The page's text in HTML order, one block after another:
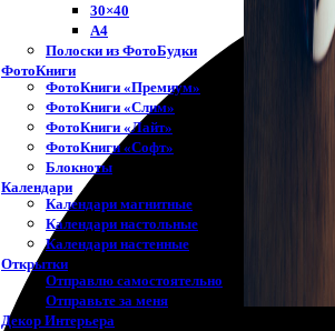
30×40
A4
Полоски из ФотоБудки
ФотоКниги
ФотоКниги «Премиум»
ФотоКниги «Слим»
ФотоКниги «Лайт»
ФотоКниги «Софт»
Блокноты
Календари
Календари магнитные
Календари настольные
Календари настенные
Открытки
Отправлю самостоятельно
Отправьте за меня
Декор Интерьера